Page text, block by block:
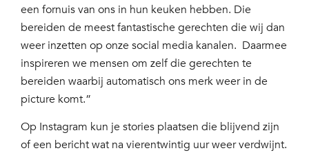
een fornuis van ons in hun keuken hebben. Die
bereiden de meest fantastische gerechten die wij dan
weer inzetten op onze social media kanalen. Daarmee
inspireren we mensen om zelf die gerechten te
bereiden waarbij automatisch ons merk weer in de
picture komt.”
Op Instagram kun je stories plaatsen die blijvend zijn
of een bericht wat na vierentwintig uur weer verdwijnt.